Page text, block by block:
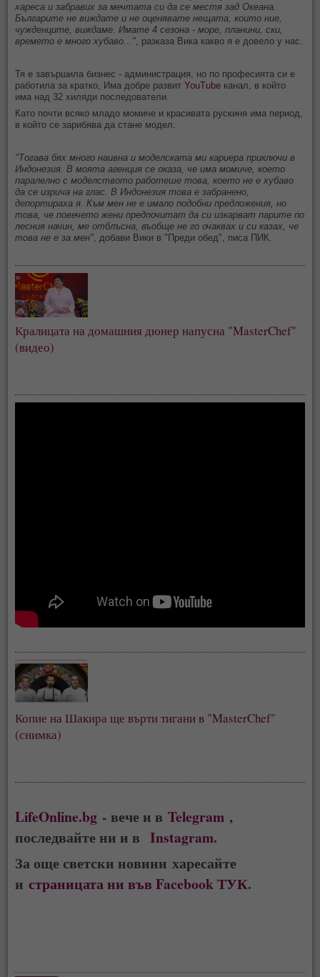
хареса и забравих за мечтата си да се местя зад Океана.
Българите не виждате и не оценявате нещата, които ние,
чужденците, виждаме. Имате 4 сезона - море, планини, ски,
времето е много хубаво..." , разказа Вика какво я е довело у нас.
Тя е завършила бизнес - администрация, но по професията си е
работила за кратко, Има добре развитYouTube канал, в който
има над 32 хиляди последователи.
Като почти всяко младо момиче и красивата рускиня има период,
в който се зарибява да стане модел.
"Тогава бях много наивна и моделската ми кариера приключи в
Индонезия. В моята агенция се оказа, че има момиче, което
паралелно с моделството работеше това, което не е хубаво
да се изрича на глас. В Индонезия това е забранено,
депортираха я. Към мен не е имало подобни предложения, но
това, че повечето жени предпочитат да си изкарват парите по
лесния начин, ме отблъсна, въобще не го очаквах и си казах, че
това не е за мен" , добави Вики в "Преди обед", писа ПИК.
Кралицата на домашния дюнер напусна "MasterChef"
(видео)
Копие на Шакира ще върти тигани в "MasterChef"
(снимка)
LifeOnline.bg - вече и вTelegram ,
последвайте ни и вInstagram.
За още светски новини харесайте
истраницата ни във Facebook ТУК.